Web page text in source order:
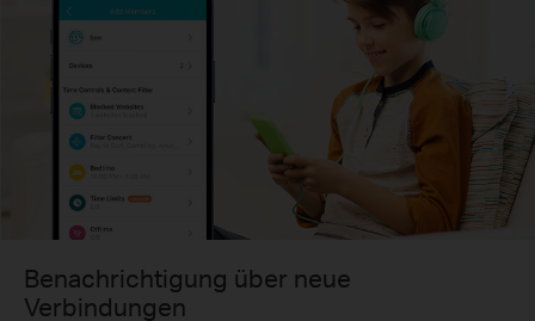
Benachrichtigung über neue
Verbindungen